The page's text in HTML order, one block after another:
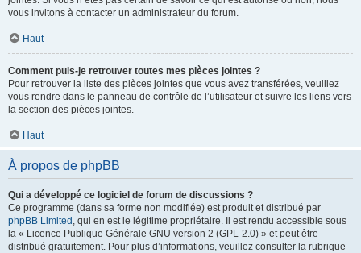
vous invitons à contacter un administrateur du forum.
Haut
Comment puis-je retrouver toutes mes pièces jointes ?
Pour retrouver la liste des pièces jointes que vous avez transférées, veuillez
vous rendre dans le panneau de contrôle de l’utilisateur et suivre les liens vers
la section des pièces jointes.
Haut
À propos de phpBB
Qui a développé ce logiciel de forum de discussions ?
Ce programme (dans sa forme non modifiée) est produit et distribué par
phpBB Limited , qui en est le légitime propriétaire. Il est rendu accessible sous
la « Licence Publique Générale GNU version 2 (GPL-2.0) » et peut être
distribué gratuitement. Pour plus d’informations, veuillez consulter la rubrique